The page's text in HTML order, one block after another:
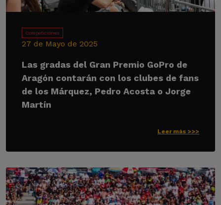
Competiciones
27 de Mayo de 2025
Las gradas del Gran Premio GoPro de
Aragón contarán con los clubes de fans
de los Márquez, Pedro Acosta o Jorge
Martín
Leer más >>>